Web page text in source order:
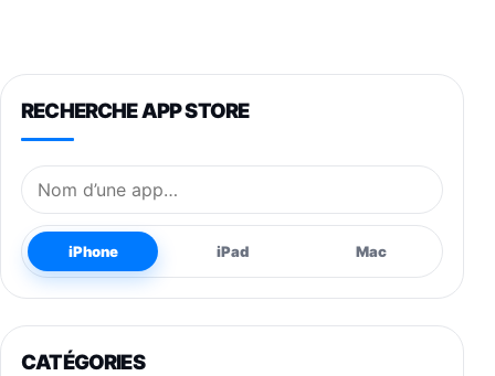
RECHERCHE APP STORE
Nom de l’application
iPhone iPad Mac
CATÉGORIES